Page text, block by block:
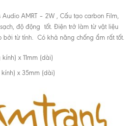
AMRT – 2W , Cấu tạo carbon Film,
độ động tốt. Điện trở làm từ vật liệu
bởi từ tính. Có khả năng chống ẩm rất tốt.
x 11mm (dài)
x 35mm (dài)